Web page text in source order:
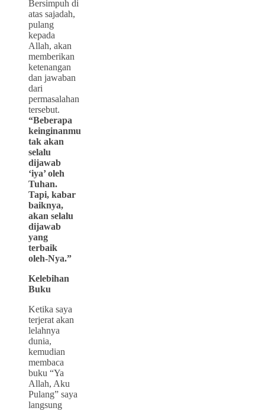
Bersimpuh di
atas sajadah,
pulang
kepada
Allah, akan
memberikan
ketenangan
dan jawaban
dari
permasalahan
tersebut.
“Beberapa
keinginanmu
tak akan
selalu
dijawab
‘iya’ oleh
Tuhan.
Tapi, kabar
baiknya,
akan selalu
dijawab
yang
terbaik
oleh-Nya.”
Kelebihan
Buku
Ketika saya
terjerat akan
lelahnya
dunia,
kemudian
membaca
buku “Ya
Allah, Aku
Pulang” saya
langsung